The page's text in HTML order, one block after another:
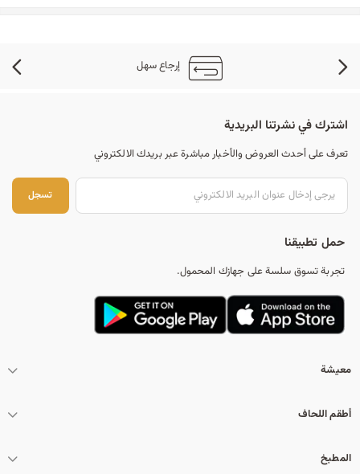
إرجاع سهل
اشترك في نشرتنا البريدية
تعرف على أحدث العروض والأخبار مباشرة عبر بريدك الالكتروني
تسجل
حمل تطبيقنا
تجربة تسوق سلسة على جهازك المحمول.
معيشة
أطقم اللحاف
المطبخ